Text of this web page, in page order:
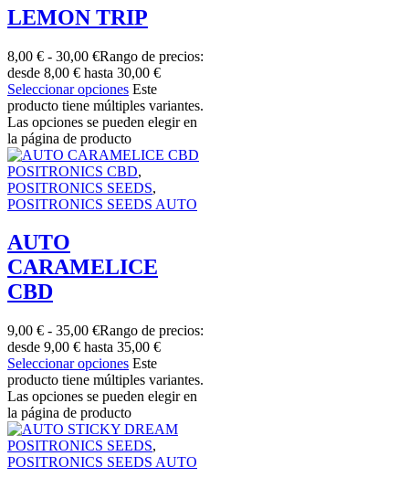
LEMON TRIP
8,00 € - 30,00 €Rango de precios:
desde 8,00 € hasta 30,00 €
Seleccionar opciones Este
producto tiene múltiples variantes.
Las opciones se pueden elegir en
la página de producto
POSITRONICS CBD,
POSITRONICS SEEDS,
POSITRONICS SEEDS AUTO
AUTO
CARAMELICE
CBD
9,00 € - 35,00 €Rango de precios:
desde 9,00 € hasta 35,00 €
Seleccionar opciones Este
producto tiene múltiples variantes.
Las opciones se pueden elegir en
la página de producto
POSITRONICS SEEDS,
POSITRONICS SEEDS AUTO